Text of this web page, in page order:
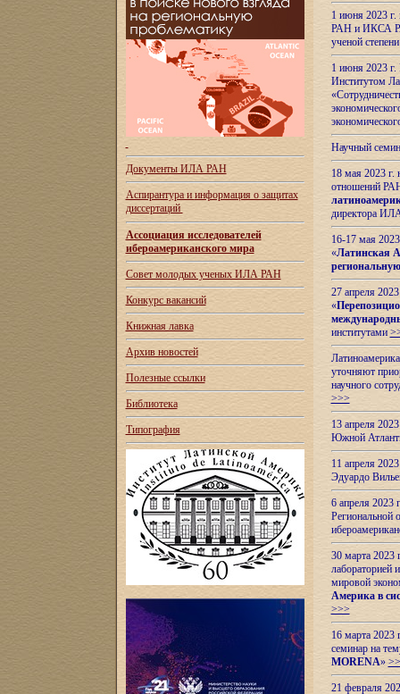
Документы ИЛА РАН
Аспирантура и информация о защитах
диссертаций
Ассоциация исследователей
ибероамериканского мира
Совет молодых ученых ИЛА РАН
Конкурс вакансий
Книжная лавка
Архив новостей
Полезные ссылки
Библиотека
Типография
1 июня 2023
РАН и ИКСА
ученой
1 июня 2023
Институтом
Научный
18 мая 2023
отношений
директора
16-17 мая
«Латинская
27 апреля
«
институтами
уточняют
научного
>>>
13 апреля
Южной
11 апреля
Эдуардо
6 апреля
Региональной
30 марта 2023
лабораторией
мировой
Америка в
>>>
16 марта 2023
семинар на
MORENA»
21 февраля